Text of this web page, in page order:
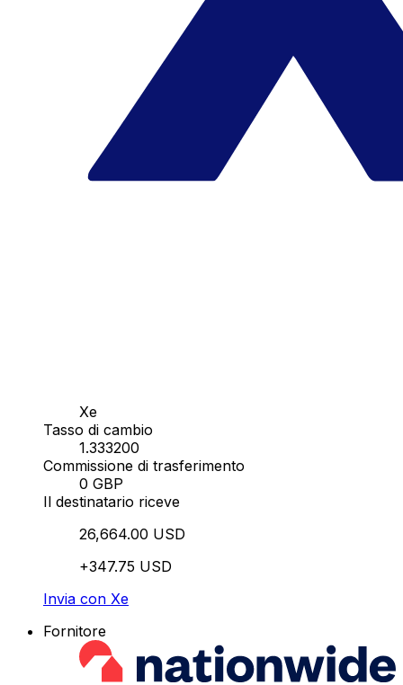
Xe
Tasso di cambio
1.333200
Commissione di trasferimento
0 GBP
Il destinatario riceve
26,664.00 USD
+347.75 USD
Invia con Xe
Fornitore